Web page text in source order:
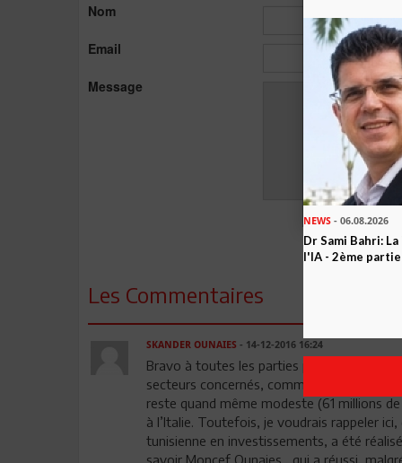
Nom
Email
Message
Les Commentaires
SKANDER OUNAIES - 14-12-2016 16:24
Bravo à toutes les parties prenantes de
secteurs concernés, comme le
reste quand même modeste (61 millions
à l’Italie. Toutefois, je voudrais rappeler
tunisienne en investissements, a été
savoir Moncef Ounaies , qui a réussi,
NEWS - 06.08.2026
Dr Sami Bahri:
l'IA - 2ème partie